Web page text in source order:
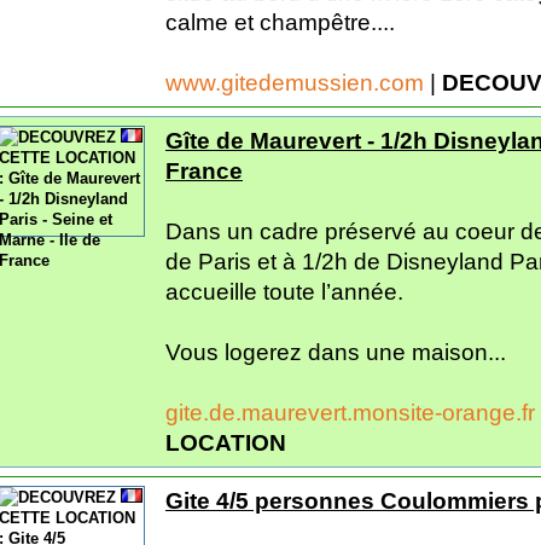
calme et champêtre....
www.gitedemussien.com |
Gîte de Maurevert - 1/2h
France
Dans un cadre préservé au coeur
de Paris et à 1/2h de Disneyland
accueille toute l’année.
Vous logerez dans une maison...
gite.de.maurevert.monsite-orange.fr
LOCATION
Gite 4/5 personnes